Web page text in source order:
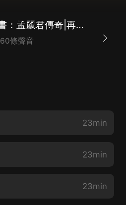
張金山評書：孟麗君傳奇|再生緣|才女故事|人物傳記
60條聲音
23min
23min
23min